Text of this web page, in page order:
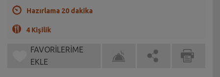
Hazırlama 20 dakika
4 Kişilik
FAVORİLERİME
EKLE